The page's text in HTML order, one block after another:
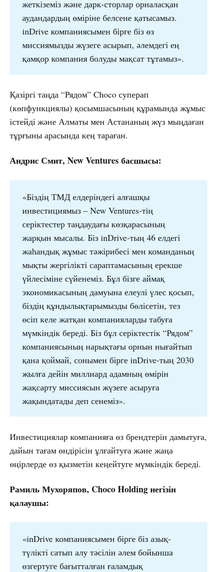
жеткіземіз және дарк-сторлар орналасқан
аудандардың өміріне белсене қатысамыз.
inDrive компаниясымен бірге біз өз
миссиямызды жүзеге асырып, әлемдегі ең
қамқор компания болуды мақсат тұтамыз».
Қазіргі таңда “Рядом” Choco суперап
(көпфункциялы) қосымшасының құрамында жұмыс
істейді және Алматы мен Астананың жүз мыңдаған
тұрғыны арасында кең тараған.
Андрис Смит, New Ventures басшысы:
«Біздің ТМД елдеріндегі алғашқы
инвестициямыз – New Ventures-тің
серіктестер таңдаудағы көзқарасының
жарқын мысалы. Біз inDrive-тың 46 елдегі
жаһандық жұмыс тәжірибесі мен команданың
мықты жергілікті сараптамасының ерекше
үйлесіміне сүйенеміз. Бұл бізге аймақ
экономикасының дамуына елеулі үлес қосып,
біздің құндылықтарымызды бөлісетін, тез
өсіп келе жатқан компанияларды табуға
мүмкіндік береді. Біз бұл серіктестік “Рядом”
компаниясының нарықтағы орнын нығайтып
қана қоймай, сонымен бірге inDrive-тың 2030
жылға дейін миллиард адамның өмірін
жақсарту миссиясын жүзеге асыруға
жақындатады деп сенеміз».
Инвестициялар компанияға өз брендтерін дамытуға,
дайын тағам өндірісін ұлғайтуға және жаңа
өңірлерде өз қызметін кеңейтуге мүмкіндік береді.
Рамиль Мухоряпов, Choco Holding негізін
қалаушы:
«inDrive компаниясымен бірге біз азық-
түлікті сатып алу тәсілін әлем бойынша
өзгертуге бағытталған ғаламдық